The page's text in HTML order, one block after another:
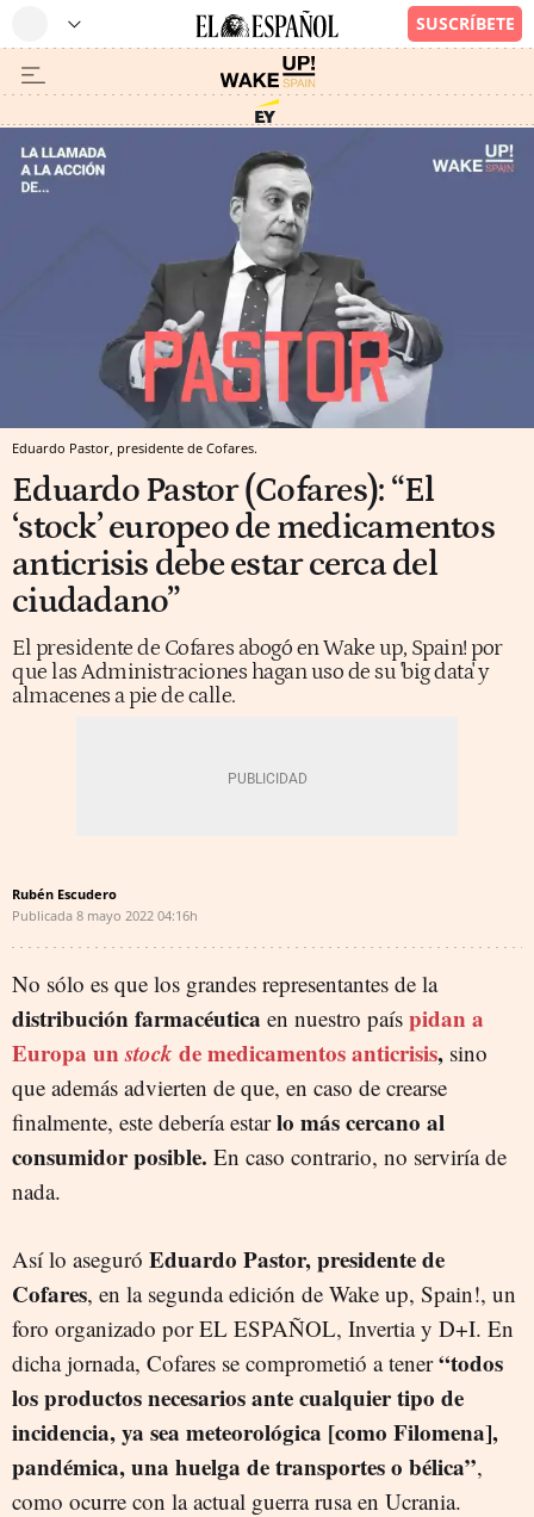
Eduardo Pastor, presidente de Cofares.
Eduardo Pastor (Cofares): “El
‘stock’ europeo de medicamentos
anticrisis debe estar cerca del
ciudadano”
El presidente de Cofares abogó en Wake up, Spain! por
que las Administraciones hagan uso de su 'big data' y
almacenes a pie de calle.
Rubén Escudero
Publicada 8 mayo 2022 04:16h
No sólo es que los grandes representantes de la
distribución farmacéutica en nuestro país pidan a
Europa unstock de medicamentos anticrisis, sino
que además advierten de que, en caso de crearse
finalmente, este debería estarlo más cercano al
consumidor posible. En caso contrario, no serviría de
nada.
Así lo aseguró Eduardo Pastor, presidente de
Cofares, en la segunda edición de Wake up, Spain!, un
foro organizado por EL ESPAÑOL, Invertia y D+I. En
dicha jornada, Cofares se comprometió a tener“todos
los productos necesarios ante cualquier tipo de
incidencia, ya sea meteorológica [como Filomena],
pandémica, una huelga de transportes o bélica”,
como ocurre con la actual guerra rusa en Ucrania.